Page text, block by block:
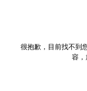
很抱歉，目前找不到
容，